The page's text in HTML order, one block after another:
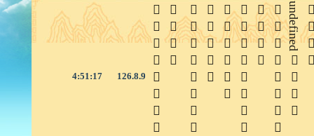
4:51:18 126.8.9

 undefined





